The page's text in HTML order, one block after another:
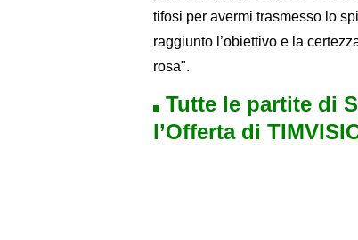
tifosi per avermi trasmesso lo
raggiunto l’obiettivo e la
rosa".
Tutte le partite di
l’Offerta di